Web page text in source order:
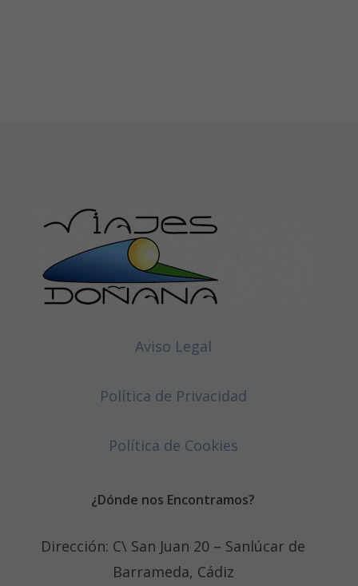
Aviso Legal
Política de Privacidad
Política de Cookies
¿Dónde nos Encontramos?
Dirección: C\ San Juan 20 – Sanlúcar de
Barrameda, Cádiz